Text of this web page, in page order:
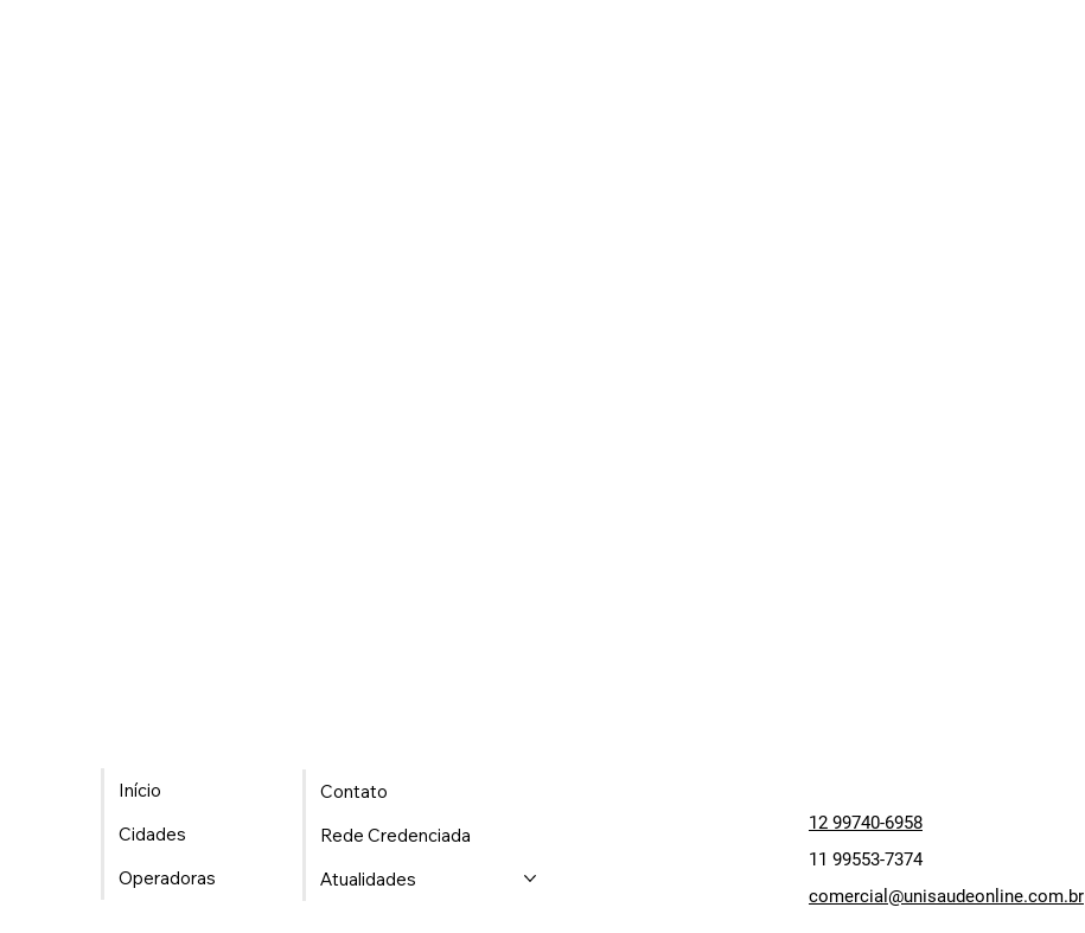
Início
Cidades
Operadoras
Contato
Rede Credenciada
Atualidades
12 99740-6958
11 99553-7374
comercial@unisaudeonline.com.br